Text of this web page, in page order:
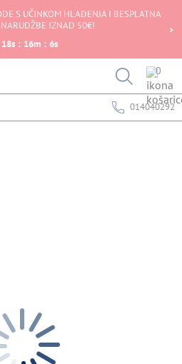
S UČINKOM HLAĐENJA I BESPLATNA
NARUDŽBE IZNAD 50€!
18s : 16m : 6s
0
014040292